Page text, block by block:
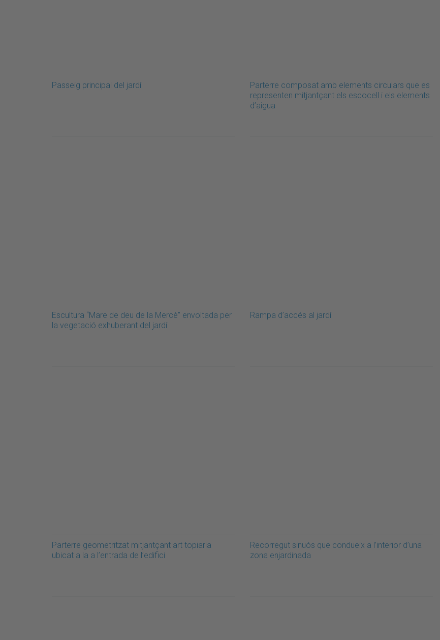
Passeig principal del jardí
Parterre composat amb elements circulars que es
representen mitjantçant els escocell i els elements
d’aigua
Escultura “Mare de deu de la Mercè” envoltada per
la vegetació exhuberant del jardí
Rampa d’accés al jardí
Parterre geometritzat mitjantçant art topiaria
ubicat a la a l’entrada de l’edifici
Recorregut sinuós que condueix a l’interior d’una
zona enjardinada